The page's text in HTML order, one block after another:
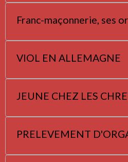
Franc-maçonnerie, ses
VIOL EN ALLEMAGNE
JEUNE CHEZ LES
PRELEVEMENT